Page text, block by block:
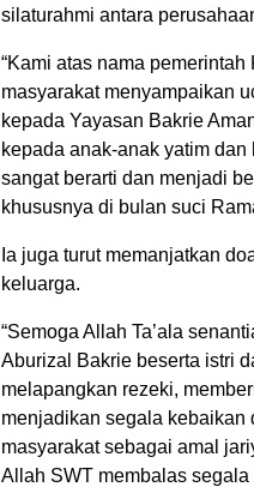
silaturahmi antara
“Kami atas nama
masyarakat menyampaikan
kepada Yayasan Bakrie
kepada anak-anak yatim
sangat berarti dan menjadi
khususnya di bulan suci
Ia juga turut memanjatkan
keluarga.
“Semoga Allah Ta’ala
Aburizal Bakrie beserta istri
melapangkan rezeki,
menjadikan segala kebaikan
masyarakat sebagai amal
Allah SWT membalas